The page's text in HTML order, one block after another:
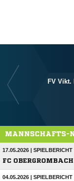
FV Vikt.
MANNSCHAFTS-
17.05.2026 | SPIELBERICHT
FC
04.05.2026 | SPIELBERICHT